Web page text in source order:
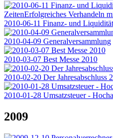
2010-06-11 Finanz- und
2010-04-09 Generalversammlung
2010-03-07 Best Messe 2010
2010-02-20 Der Jahresabschluss
2010-01-28 Umsatzsteuer -
2009